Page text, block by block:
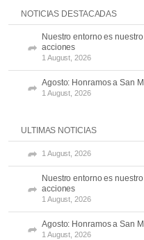
NOTICIAS DESTACADAS
Nuestro entorno es
acciones
1 August, 2026
Agosto: Honramos a San
1 August, 2026
ULTIMAS NOTICIAS
1 August, 2026
Nuestro entorno es
acciones
1 August, 2026
Agosto: Honramos a San
1 August, 2026